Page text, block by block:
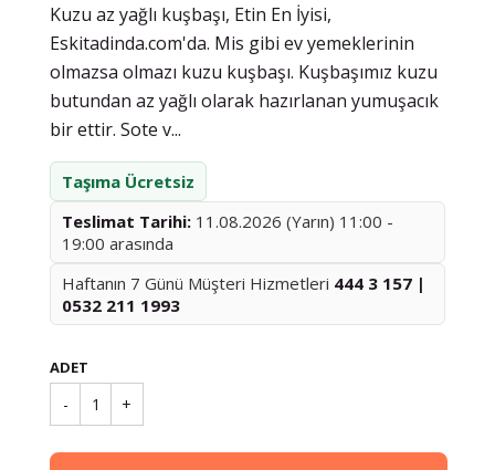
Kuzu az yağlı kuşbaşı, Etin En İyisi,
Eskitadinda.com'da. Mis gibi ev yemeklerinin
olmazsa olmazı kuzu kuşbaşı. Kuşbaşımız kuzu
butundan az yağlı olarak hazırlanan yumuşacık
bir ettir. Sote v...
Taşıma Ücretsiz
Teslimat Tarihi: 11.08.2026 (Yarın) 11:00 -
19:00 arasında
Haftanın 7 Günü Müşteri Hizmetleri 444 3 157 |
0532 211 1993
ADET
- 1 +